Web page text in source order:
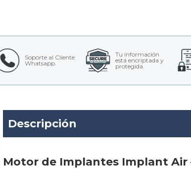
Soporte al Cliente
Whatsapp.
Tu información
está encriptada y
protegida.
Descripción
Motor de Implantes Implant Air